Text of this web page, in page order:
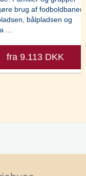
brug af fodboldbanen,
bålpladsen og
...
fra 9.113 DKK